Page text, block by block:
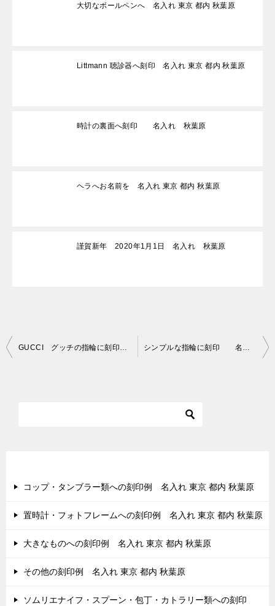
大切なボールペンへ 名入れ 東京 都内 秋葉原
Littmann 聴診器へ刻印 名入れ 東京 都内 秋葉原
時計の裏面へ刻印 名入れ 秋葉原
ヘラへお名前を 名入れ 東京 都内 秋葉原
謹賀新年 2020年1月1日 名入れ 秋葉原
投
ョ
GUCCI グッチの指輪に刻印 名入れ 秋葉原 シンプルな指輪に刻印 名入れ 秋葉原
コップ・タンブラー類への刻印例 名入れ 東京 都内 秋葉原
置時計・フォトフレームへの刻印例 名入れ 東京 都内 秋葉原
大きなものへの刻印例 名入れ 東京 都内 秋葉原
その他の刻印例 名入れ 東京 都内 秋葉原
ソムリエナイフ・スプーン・包丁・カトラリー類への刻印